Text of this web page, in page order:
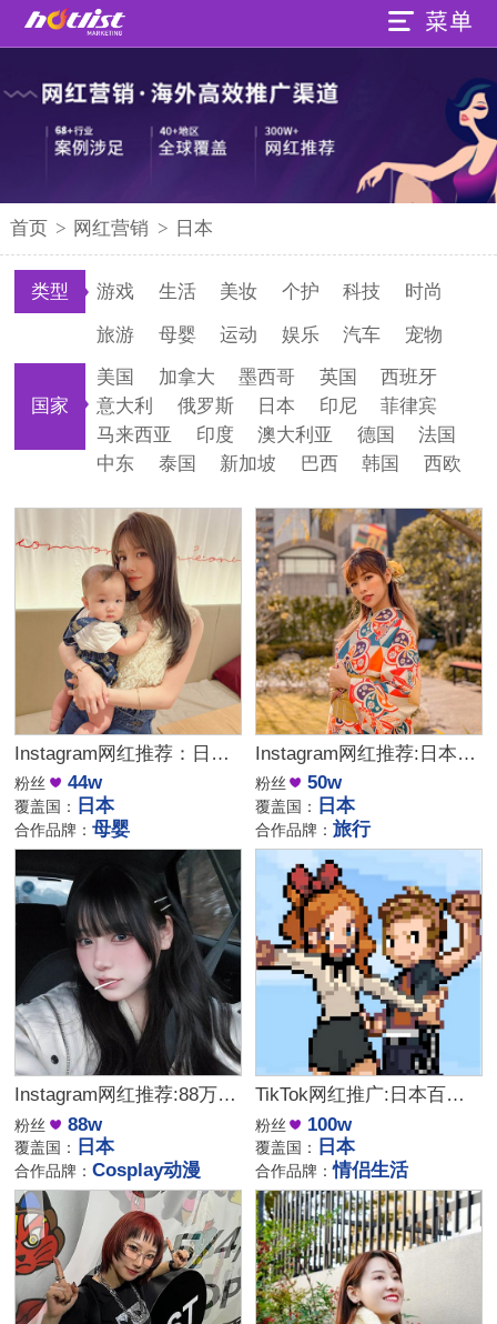
首页 > 网红营销 > 日本
类型 游戏 生活 美妆 个护 科技 时尚
旅游 母婴 运动 娱乐 汽车 宠物
国家
美国 加拿大 墨西哥 英国
西班牙
意大利
俄罗斯 日本 印尼
菲律宾
马来西亚
印度 澳大利亚 德国
法国
中东
泰国 新加坡 巴西 韩国 西欧
Instagram网红推荐：日本母婴家庭育儿类红人资源
粉丝 44w
覆盖国： 日本
合作品牌：母婴
Instagram网红推荐:日本生活旅行类博主达人
粉丝 50w
覆盖国： 日本
合作品牌：旅行
Instagram网红推荐:88万粉丝日本Cosplay动漫网红
粉丝 88w
覆盖国： 日本
合作品牌：Cosplay动漫
TikTok网红推广:日本百万粉丝的情侣生活类博主
粉丝 100w
覆盖国： 日本
合作品牌：情侣生活